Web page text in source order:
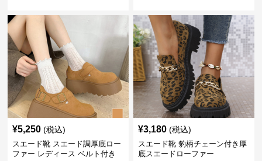
¥5,250 (税込)
スエード靴 スエード調厚底ロー
ファー レディース ベルト付き
¥3,180 (税込)
スエード靴 豹柄チェーン付き厚
底スエードローファー